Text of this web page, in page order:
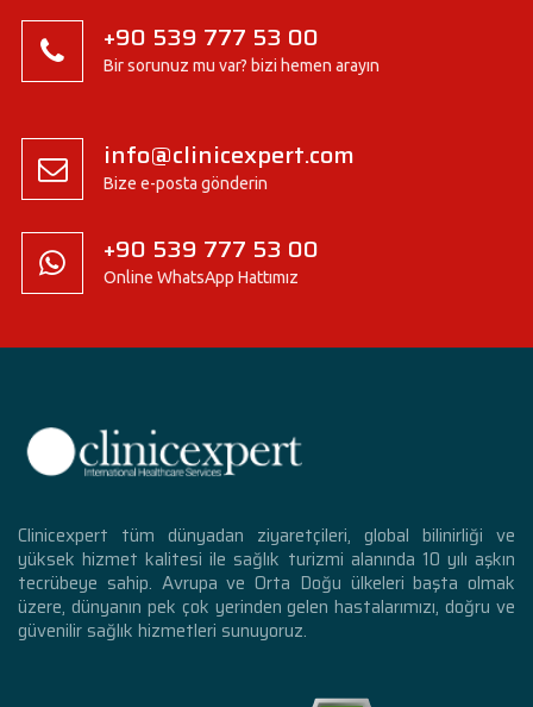
+90 539 777 53 00
Bir sorunuz mu var? bizi hemen arayın
info@clinicexpert.com
Bize e-posta gönderin
+90 539 777 53 00
Online WhatsApp Hattımız
Clinicexpert tüm dünyadan ziyaretçileri, global bilinirliği ve
yüksek hizmet kalitesi ile sağlık turizmi alanında 10 yılı aşkın
tecrübeye sahip. Avrupa ve Orta Doğu ülkeleri başta olmak
üzere, dünyanın pek çok yerinden gelen hastalarımızı, doğru ve
güvenilir sağlık hizmetleri sunuyoruz.